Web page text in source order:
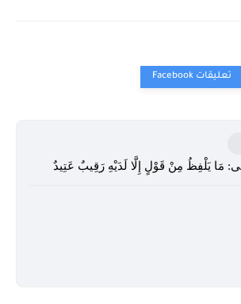
مَا يَلْفِظُ مِنْ قَوْلٍ إِلَّا لَدَيْهِ رَقِيبٌ عَتِيدٌ